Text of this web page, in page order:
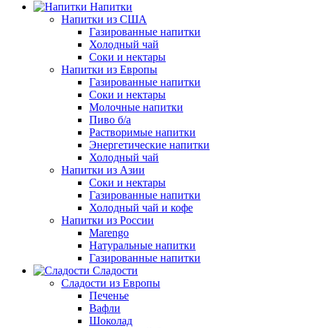
Напитки
Напитки из США
Газированные напитки
Холодный чай
Соки и нектары
Напитки из Европы
Газированные напитки
Соки и нектары
Молочные напитки
Пиво б/а
Растворимые напитки
Энергетические напитки
Холодный чай
Напитки из Азии
Соки и нектары
Газированные напитки
Холодный чай и кофе
Напитки из России
Marengo
Натуральные напитки
Газированные напитки
Сладости
Сладости из Европы
Печенье
Вафли
Шоколад